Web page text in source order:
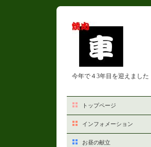
今年で４3年目を迎えました
トップページ
インフォメーション
お昼の献立